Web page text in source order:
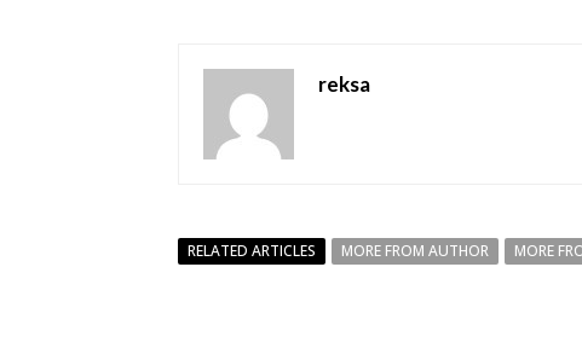
reksa
RELATED ARTICLES MORE FROM AUTHOR MORE